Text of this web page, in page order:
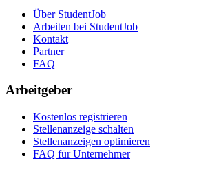
Über StudentJob
Arbeiten bei StudentJob
Kontakt
Partner
FAQ
Arbeitgeber
Kostenlos registrieren
Stellenanzeige schalten
Stellenanzeigen optimieren
FAQ für Unternehmer